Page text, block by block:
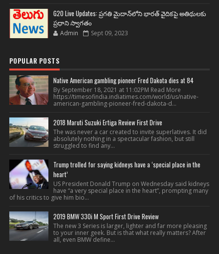
G20 Live Updates: ప్రగతి మైదాన్‌లోని భారత్ వైదికపై అతిథులకు
ప్రధాని స్వాగతం
Admin Sept 09, 2023
POPULAR POSTS
Native American gambling pioneer Fred Dakota dies at 84
By September 18, 2021 at 11:02PM Read More
https://timesofindia.indiatimes.com/world/us/native-
american-gambling-pioneer-fred-dakota-d...
2018 Maruti Suzuki Ertiga Review First Drive
The was never a car created to invite superlatives. It did
absolutely nothing in a spectacular fashion, but still
struggled to find any...
Trump trolled for saying kidneys have a ‘special place in the
heart’
US President Donald Trump on Wednesday said kidneys
have “a very special place in the heart”, prompting many
of his critics to give him bio...
2019 BMW 330i M Sport First Drive Review
The new 3 Series is larger, lighter and far more pleasing
to your inner geek. But is that what really matters? After
all, even BMW define...